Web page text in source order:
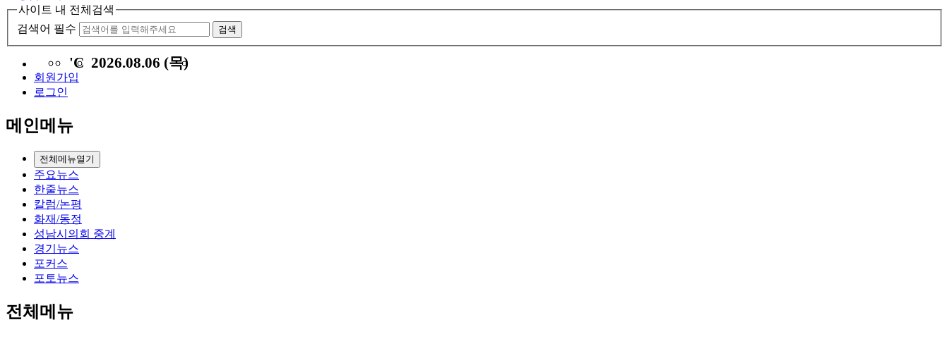
사이트 내 전체검색
검색어 필수
검색
'C 2026.08.06 (목)
회원가입
로그인
메인메뉴
전체메뉴열기
주요뉴스
한줄뉴스
칼럼/논평
화재/동정
성남시의회 중계
경기뉴스
포커스
포토뉴스
전체메뉴